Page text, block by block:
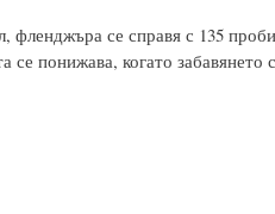
фленджъра се справя с 135
понижава, когато забавянето